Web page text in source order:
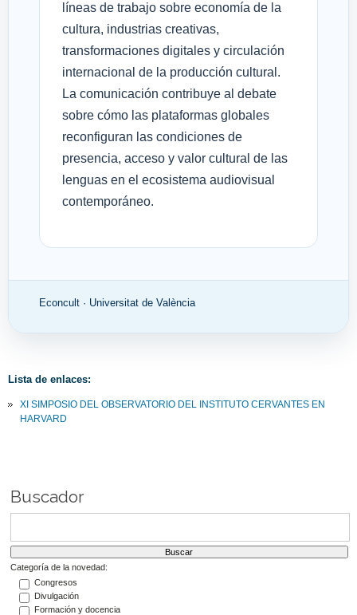
líneas de trabajo sobre economía de la
cultura, industrias creativas,
transformaciones digitales y circulación
internacional de la producción cultural.
La comunicación contribuye al debate
sobre cómo las plataformas globales
reconfiguran las condiciones de
presencia, acceso y valor cultural de las
lenguas en el ecosistema audiovisual
contemporáneo.
Econcult · Universitat de València
Lista de enlaces:
XI SIMPOSIO DEL OBSERVATORIO DEL INSTITUTO CERVANTES EN
HARVARD
Buscador
Categoría de la novedad:
Congresos
Divulgación
Formación y docencia